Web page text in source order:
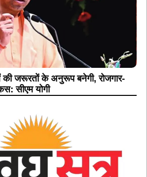
की जरूरतों के अनुरूप बनेगी, रोजगार-
सीएम योगी